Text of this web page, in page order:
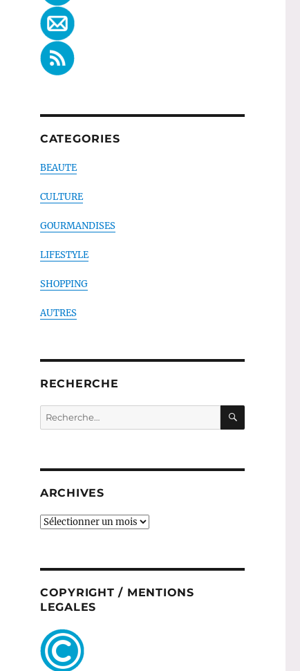
CATEGORIES
BEAUTE
CULTURE
GOURMANDISES
LIFESTYLE
SHOPPING
AUTRES
RECHERCHE
Recherche
pour :
ARCHIVES
ARCHIVES
COPYRIGHT / MENTIONS
LEGALES